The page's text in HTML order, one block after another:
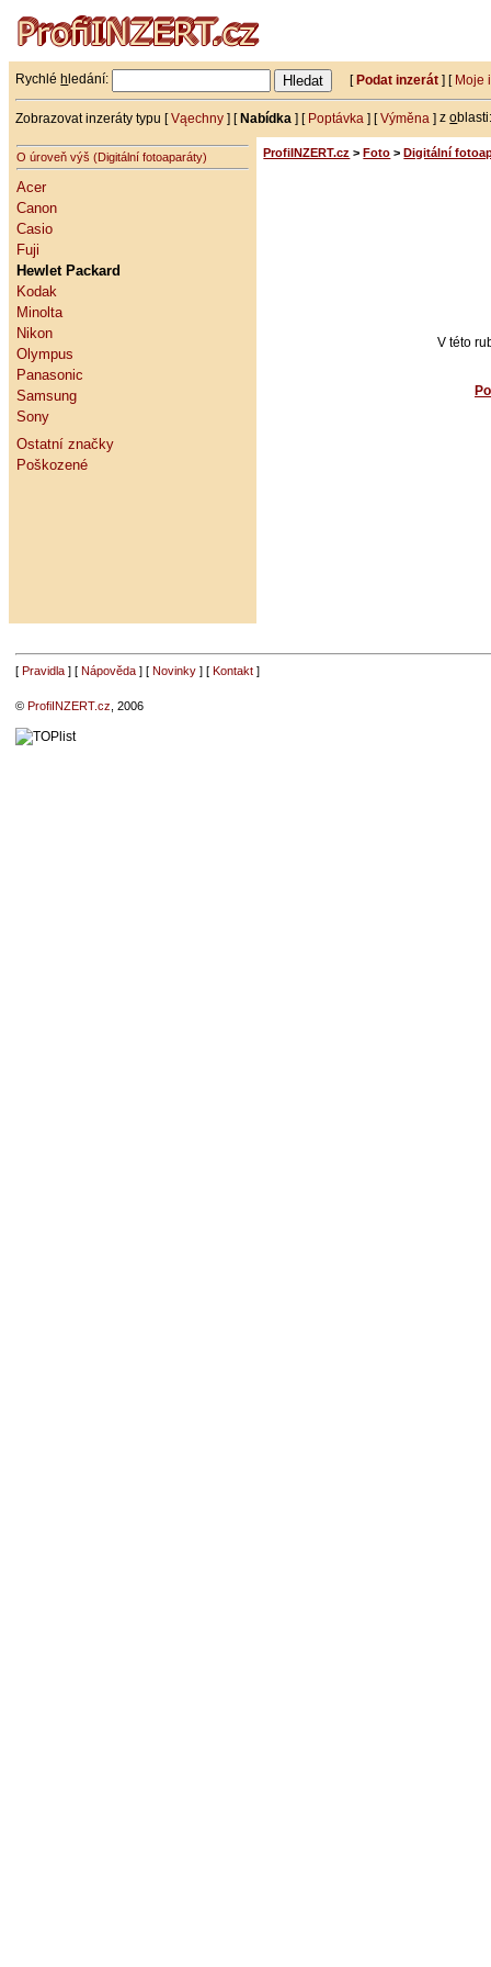
Rychlé h ledání: [Podat inzerát ] [ Moje
Zobrazovat inzeráty typu [Vąechny ] [Nabídka ] [ Poptávka ] [Výměna ]zo
O úroveň výš (Digitální fotoaparáty)
Acer
Canon
Casio
Fuji
Hewlet Packard
Kodak
Minolta
Nikon
Olympus
Panasonic
Samsung
Sony
Ostatní značky
Poškozené
ProfiINZERT.cz > Foto > Digitální
V této
[ Pravidla] [ Nápověda] [ Novinky] [ Kontakt]
© ProfiINZERT.cz , 2006